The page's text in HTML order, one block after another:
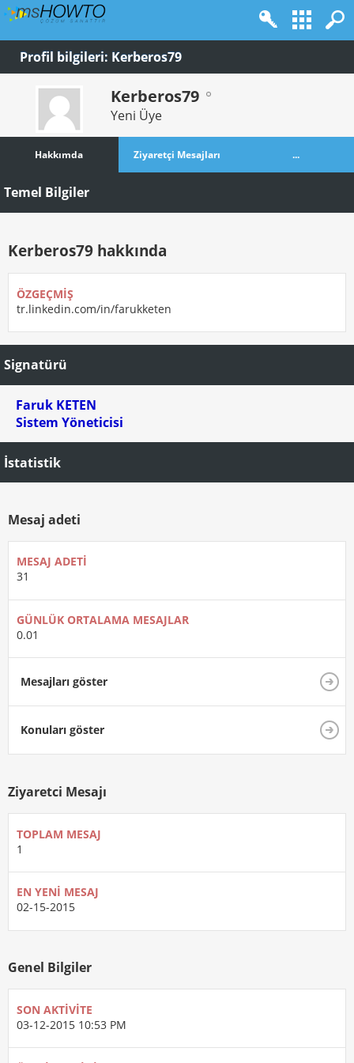
Profil bilgileri: Kerberos79
Kerberos79
Yeni Üye
Hakkımda Ziyaretçi Mesajları ...
Temel Bilgiler
Kerberos79 hakkında
ÖZGEÇMIŞ
tr.linkedin.com/in/farukketen
Signatürü
Faruk KETEN
Sistem Yöneticisi
İstatistik
Mesaj adeti
MESAJ ADETI
31
GÜNLÜK ORTALAMA MESAJLAR
0.01
Mesajları göster
Konuları göster
Ziyaretci Mesajı
TOPLAM MESAJ
1
EN YENI MESAJ
02-15-2015
Genel Bilgiler
SON AKTIVITE
03-12-2015 10:53 PM